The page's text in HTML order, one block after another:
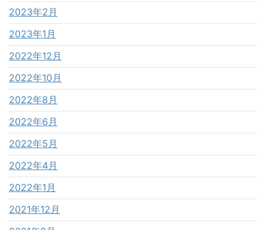
2023年2月
2023年1月
2022年12月
2022年10月
2022年8月
2022年6月
2022年5月
2022年4月
2022年1月
2021年12月